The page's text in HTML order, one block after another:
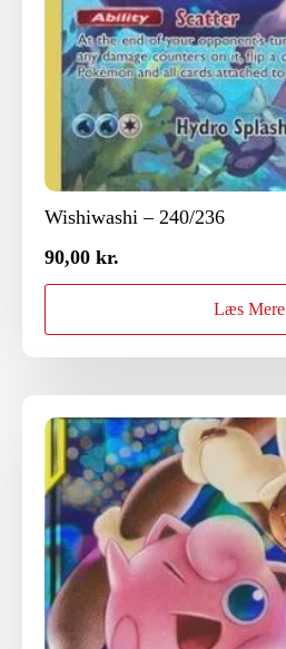
Wishiwashi – 240/236
90,00 kr.
Læs Mere